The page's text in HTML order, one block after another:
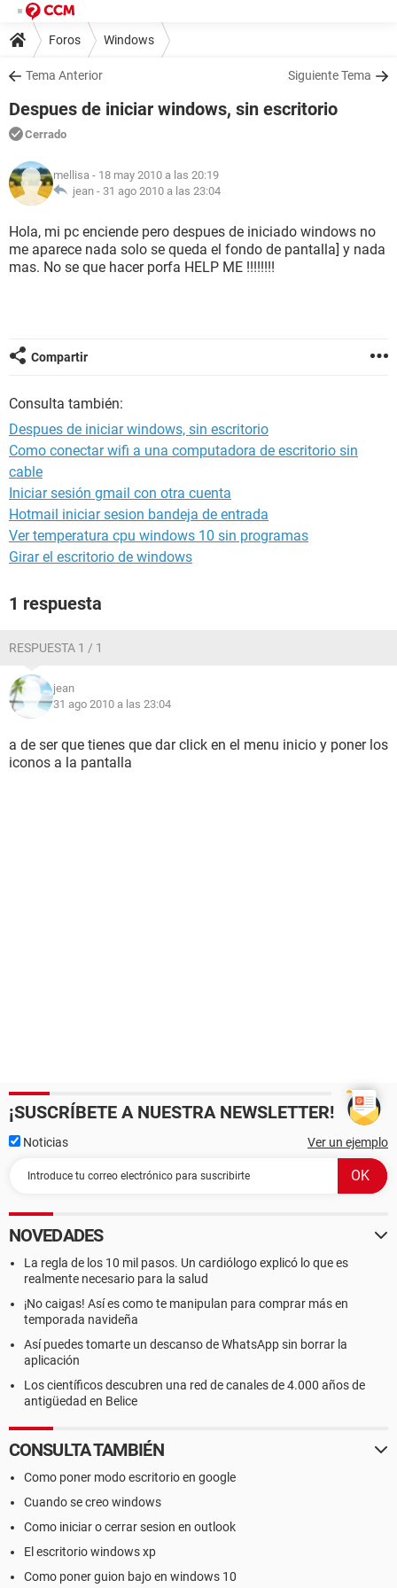
Foros Windows
Tema Anterior Siguiente Tema
Despues de iniciar windows, sin escritorio
Cerrado
mellisa - 18 may 2010 a las 20:19
jean - 31 ago 2010 a las 23:04
Hola, mi pc enciende pero despues de iniciado windows no
me aparece nada solo se queda el fondo de pantalla] y nada
mas. No se que hacer porfa HELP ME !!!!!!!!
Compartir
Consulta también:
Despues de iniciar windows, sin escritorio
Como conectar wifi a una computadora de escritorio sin
cable
Iniciar sesión gmail con otra cuenta
Hotmail iniciar sesion bandeja de entrada
Ver temperatura cpu windows 10 sin programas
Girar el escritorio de windows
1 respuesta
RESPUESTA 1 / 1
jean
31 ago 2010 a las 23:04
a de ser que tienes que dar click en el menu inicio y poner los
iconos a la pantalla
¡SUSCRÍBETE A NUESTRA NEWSLETTER!
Noticias Ver un ejemplo
NOVEDADES
La regla de los 10 mil pasos. Un cardiólogo explicó lo que es
realmente necesario para la salud
¡No caigas! Así es como te manipulan para comprar más en
temporada navideña
Así puedes tomarte un descanso de WhatsApp sin borrar la
aplicación
Los científicos descubren una red de canales de 4.000 años de
antigüedad en Belice
CONSULTA TAMBIÉN
Como poner modo escritorio en google
Cuando se creo windows
Como iniciar o cerrar sesion en outlook
El escritorio windows xp
Como poner guion bajo en windows 10